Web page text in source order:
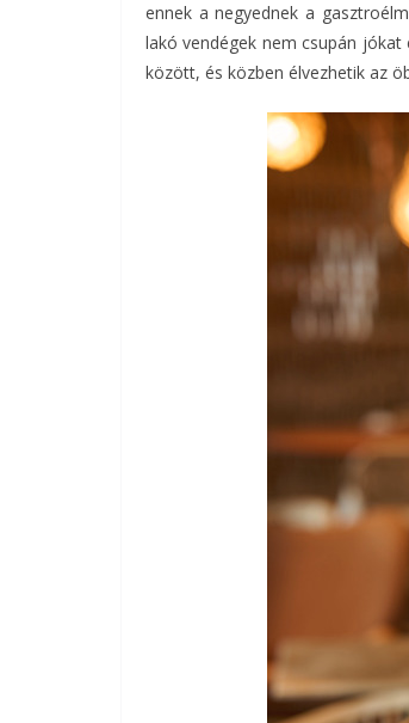
ennek a negyednek a
lakó vendégek nem csupán
között, és közben élvezhetik az